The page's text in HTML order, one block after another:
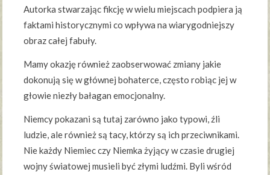
Autorka stwarzając fikcję w wielu miejscach podpiera ją
faktami historycznymi co wpływa na wiarygodniejszy
obraz całej fabuły.
Mamy okazję również zaobserwować zmiany jakie
dokonują się w głównej bohaterce, często robiąc jej w
głowie niezły bałagan emocjonalny.
Niemcy pokazani są tutaj zarówno jako typowi, źli
ludzie, ale również są tacy, którzy są ich przeciwnikami.
Nie każdy Niemiec czy Niemka żyjący w czasie drugiej
wojny światowej musieli być złymi ludźmi. Byli wśród